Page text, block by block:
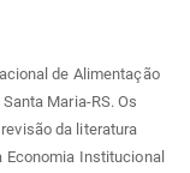
de Alimentação
Maria-RS. Os
da literatura
Institucional